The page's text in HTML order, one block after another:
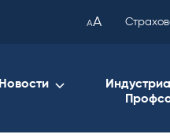
AA
Новости